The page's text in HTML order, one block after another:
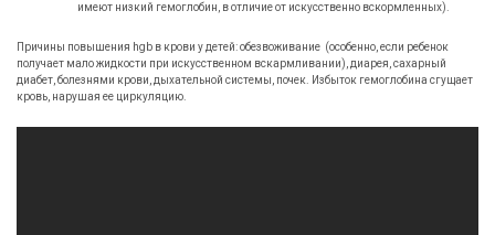
имеют низкий гемоглобин, в отличие от искусственно вскормленных).
Причины повышения hgb в крови у детей: обезвоживание (особенно, если ребенок
получает мало жидкости при искусственном вскармливании), диарея, сахарный
диабет, болезнями крови, дыхательной системы, почек. Избыток гемоглобина сгущает
кровь, нарушая ее циркуляцию.